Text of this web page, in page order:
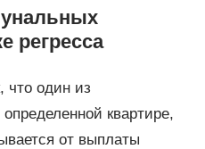
регресса
что один из
квартире,
от выплаты